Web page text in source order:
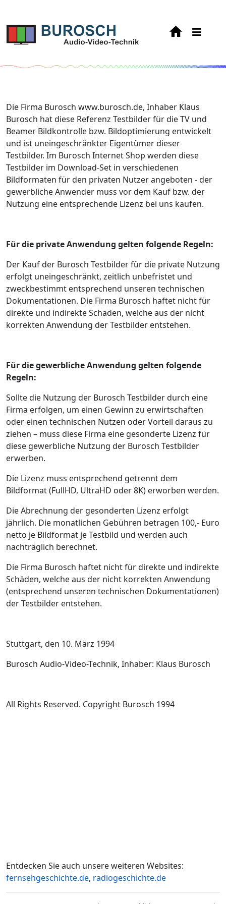
Die Firma Burosch www.burosch.de, Inhaber Klaus
Burosch hat diese Referenz Testbilder für die TV und
Beamer Bildkontrolle bzw. Bildoptimierung entwickelt
und ist uneingeschränkter Eigentümer dieser
Testbilder. Im Burosch Internet Shop werden diese
Testbilder im Download-Set in verschiedenen
Bildformaten für den privaten Nutzer angeboten - der
gewerbliche Anwender muss vor dem Kauf bzw. der
Nutzung eine entsprechende Lizenz bei uns kaufen.
Für die private Anwendung gelten folgende Regeln:
Der Kauf der Burosch Testbilder für die private Nutzung
erfolgt uneingeschränkt, zeitlich unbefristet und
zweckbestimmt entsprechend unseren technischen
Dokumentationen. Die Firma Burosch haftet nicht für
direkte und indirekte Schäden, welche aus der nicht
korrekten Anwendung der Testbilder entstehen.
Für die gewerbliche Anwendung gelten folgende
Regeln:
Sollte die Nutzung der Burosch Testbilder durch eine
Firma erfolgen, um einen Gewinn zu erwirtschaften
oder einen technischen Nutzen oder Vorteil daraus zu
ziehen – muss diese Firma eine gesonderte Lizenz für
diese gewerbliche Nutzung der Burosch Testbilder
erwerben.
Die Lizenz muss entsprechend getrennt dem
Bildformat (FullHD, UltraHD oder 8K) erworben werden.
Die Abrechnung der gesonderten Lizenz erfolgt
jährlich. Die monatlichen Gebühren betragen 100,- Euro
netto je Bildformat je Testbild und werden auch
nachträglich berechnet.
Die Firma Burosch haftet nicht für direkte und indirekte
Schäden, welche aus der nicht korrekten Anwendung
(entsprechend unseren technischen Dokumentationen)
der Testbilder entstehen.
Stuttgart, den 10. März 1994
Burosch Audio-Video-Technik, Inhaber: Klaus Burosch
All Rights Reserved. Copyright Burosch 1994
Entdecken Sie auch unsere weiteren Websites:
fernsehgeschichte.de, radiogeschichte.de